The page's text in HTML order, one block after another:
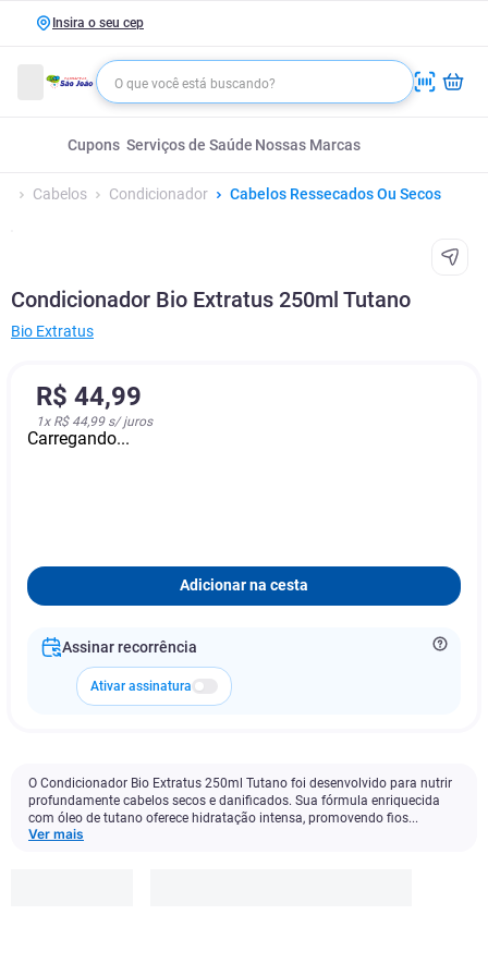
Insira o seu cep
Cupons Serviços de Saúde Nossas Marcas
Cabelos Condicionador Cabelos Ressecados Ou Secos
Condicionador Bio Extratus 250ml Tutano
Bio Extratus
R$ 44,99
1x R$ 44,99s/ juros
Carregando...
Adicionar na cesta
Assinar recorrência
Ativar assinatura
O Condicionador Bio Extratus 250ml Tutano foi desenvolvido para nutrir
profundamente cabelos secos e danificados. Sua fórmula enriquecida
com óleo de tutano oferece hidratação intensa, promovendo fios...
Ver mais